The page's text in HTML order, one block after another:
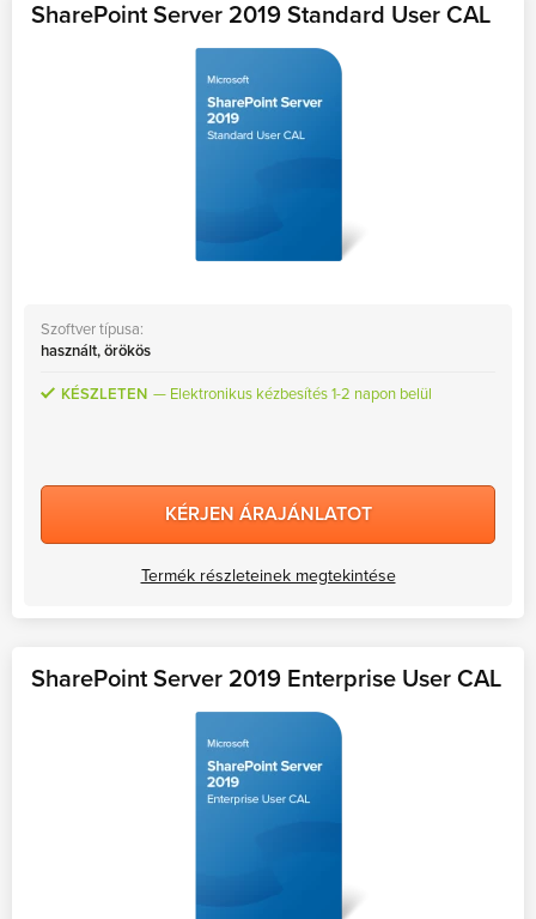
SharePoint Server 2019 Standard User CAL
Szoftver típusa:
használt, örökös
KÉSZLETEN Elektronikus kézbesítés 1-2 napon belül
KÉRJEN ÁRAJÁNLATOT
Termék részleteinek megtekintése
SharePoint Server 2019 Enterprise User CAL